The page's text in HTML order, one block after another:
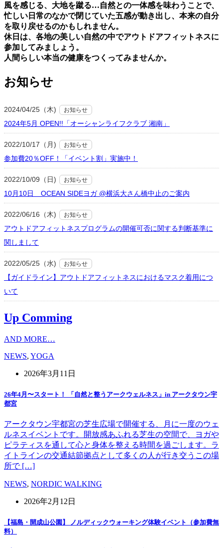
⾵を感じる、⼤地を蹴る…⾃然との⼀体感を味わうことで、
忙しい⽇常のなかで閉じていた五感が動き出し、本来の⾃分
を取り戻せるのかもしれません。
休⽇は、各地の美しい⾃然の中でアウトドアフィットネスに
参加してみましょう。
⼈間らしい本当の健康をつくってみませんか。
お知らせ
2024/04/25（木) お知らせ
2024年5月 OPEN!!「オーシャンライフクラブ 湘南」
2022/10/17（月) お知らせ
参加費20％OFF！「イベント割」実施中！
2022/10/09（日) お知らせ
10月10日 OCEAN SIDEヨガ @横浜大さん橋中止のご案内
2022/06/16（木) お知らせ
アウトドアフィットネスプログラムの開催可否に関する判断基準に
関しまして
2022/05/25（水) お知らせ
【ガイドライン】アウトドアフィットネスにおけるマスク着用につ
いて
Up Comming
AND MORE…
NEWS, YOGA
2026年3月11日
26年4月〜スタート！ 「自然と整うアークウェルネス」in アークタウン宇
都宮
アークタウン宇都宮の芝生広場で開催する、月に一度のウェ
ルネスイベントです。開放感あふれる芝生の空間で、ヨガや
ピラティスを通して心と身体を整える時間を過ごします。ラ
イトラインの交通結節拠点として多くの人が行き交うこの場
所で […]
NEWS, NORDIC WALKING
2026年2月12日
【福島・開成山公園】 ノルディックウォーキング体験イベント（参加費無
料）